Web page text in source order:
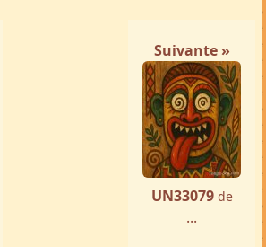
Suivante »
UN33079 de
...